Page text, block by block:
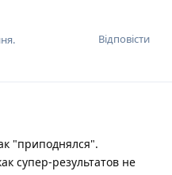
Відповісти
"приподнялся".
супер-результатов не